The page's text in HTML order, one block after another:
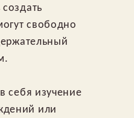
свободно
себя изучение
или